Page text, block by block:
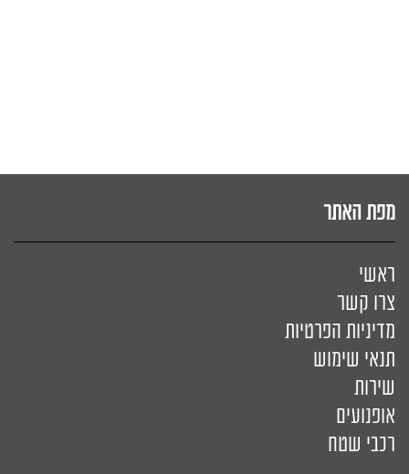
מפת האתר
ראשי
צרו קשר
מדיניות הפרטיות
תנאי שימוש
שירות
אופנועים
רכבי שטח